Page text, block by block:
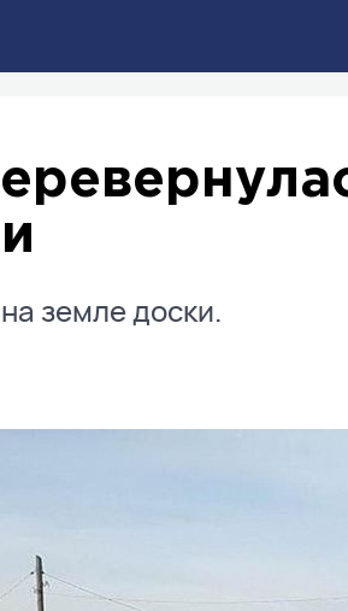
земле доски.